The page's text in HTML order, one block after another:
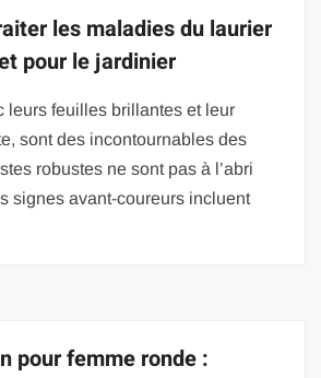
les maladies du laurier
pour le jardinier
leurs feuilles brillantes et leur
sont des incontournables des
robustes ne sont pas à l’abri
signes avant-coureurs incluent
pour femme ronde :